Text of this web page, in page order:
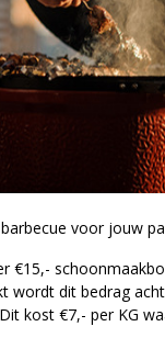
voor jouw
€15,-
wordt dit bedrag
kost €7,- per KG